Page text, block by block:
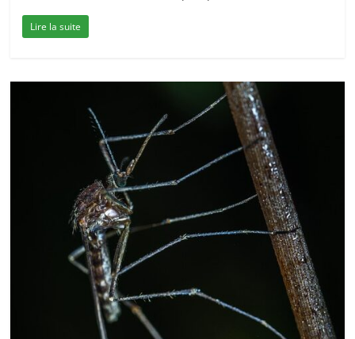
Lire la suite